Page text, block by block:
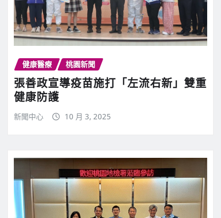
健康醫療 桃園新聞
張善政宣導疫苗施打「左流右新」雙重
健康防護
新聞中心 10 月 3, 2025